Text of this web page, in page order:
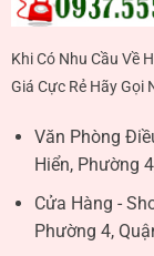
Khi Có Nhu Cầu Về
Giá Cực Rẻ Hãy Gọi
Văn Phòng
Hiển, Phường
Cửa Hàng -
Phường 4,